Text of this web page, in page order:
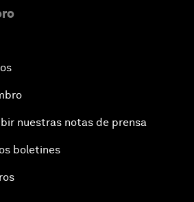
nuestras notas de prensa
boletines